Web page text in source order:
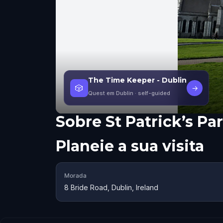
🎲
The Time Keeper - Dublin
Quest em Dublin · self-guided
→
Sobre St Patrick’s
Planeie a sua visita
Morada
8 Bride Road, Dublin, Ireland